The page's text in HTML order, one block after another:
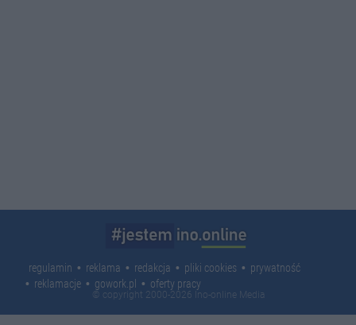
regulamin reklama redakcja pliki cookies
prywatność
reklamacje
gowork.pl oferty pracy
© copyright 2000-2026 Ino-online Media